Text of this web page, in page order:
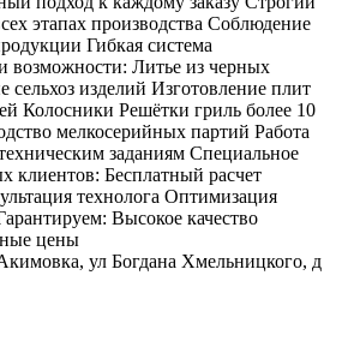
этапах производства Соблюдение
Гибкая система
возможности: Литье из черных
сельхоз изделий Изготовление плит
Колосники Решётки гриль более 10
мелкосерийных партий Работа
заданиям Специальное
клиентов: Бесплатный расчет
технолога Оптимизация
Высокое качество
цены
ул Богдана Хмельницкого, д